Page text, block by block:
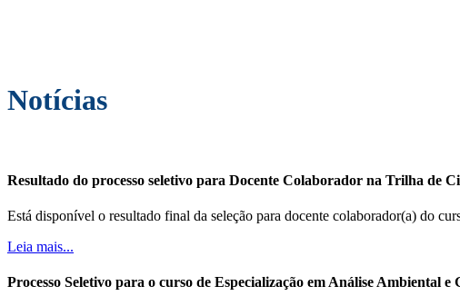
Notícias
Resultado do processo seletivo para Docente Colaborador na Trilha de
Está disponível o resultado final da seleção para docente colaborador(a) do
Leia mais...
Processo Seletivo para o curso de Especialização em Análise Ambiental